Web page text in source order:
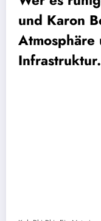
und Karon
Infrastruktur.